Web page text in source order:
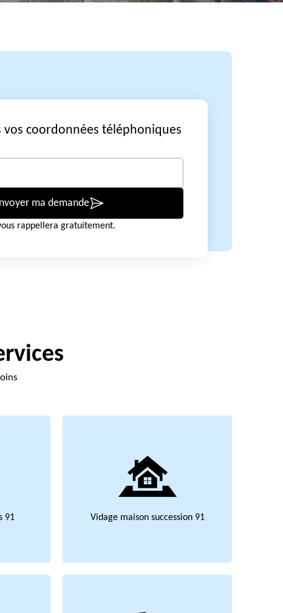
vos coordonnées téléphoniques
ma demande
rappellera gratuitement.
91 Vidage maison succession 91